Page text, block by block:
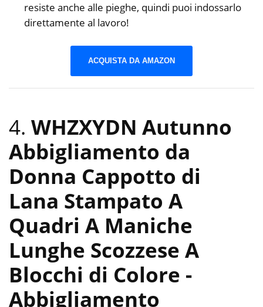
resiste anche alle pieghe, quindi puoi indossarlo
direttamente al lavoro!
ACQUISTA DA AMAZON
4. WHZXYDN Autunno
Abbigliamento da
Donna Cappotto di
Lana Stampato A
Quadri A Maniche
Lunghe Scozzese A
Blocchi di Colore -
Abbigliamento